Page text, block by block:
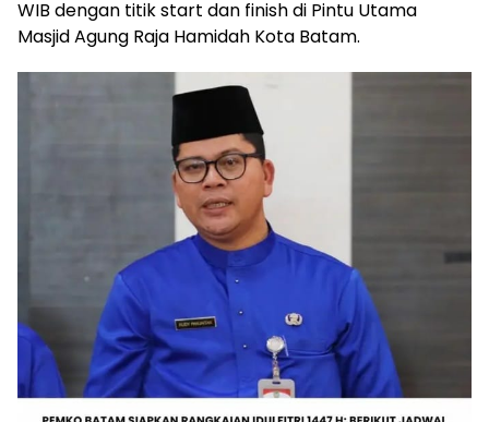
WIB dengan titik start dan finish di Pintu Utama
Masjid Agung Raja Hamidah Kota Batam.